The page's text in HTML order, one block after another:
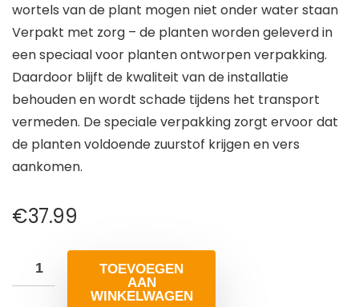
wortels van de plant mogen niet onder water staan
Verpakt met zorg – de planten worden geleverd in
een speciaal voor planten ontworpen verpakking.
Daardoor blijft de kwaliteit van de installatie
behouden en wordt schade tijdens het transport
vermeden. De speciale verpakking zorgt ervoor dat
de planten voldoende zuurstof krijgen en vers
aankomen.
€37.99
TOEVOEGEN
AAN
WINKELWAGEN